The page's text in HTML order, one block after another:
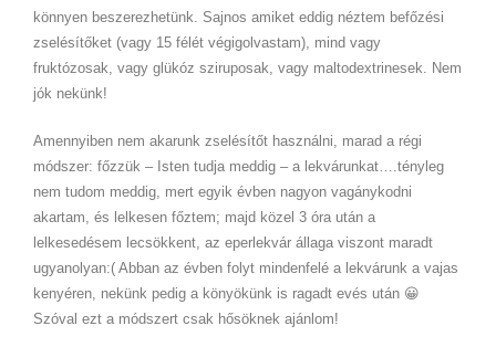
könnyen beszerezhetünk. Sajnos amiket eddig néztem befőzési
zselésítőket (vagy 15 félét végigolvastam), mind vagy
fruktózosak, vagy glükóz sziruposak, vagy maltodextrinesek. Nem
jók nekünk!
Amennyiben nem akarunk zselésítőt használni, marad a régi
módszer: főzzük – Isten tudja meddig – a lekvárunkat….tényleg
nem tudom meddig, mert egyik évben nagyon vagánykodni
akartam, és lelkesen főztem; majd közel 3 óra után a
lelkesedésem lecsökkent, az eperlekvár állaga viszont maradt
ugyanolyan:( Abban az évben folyt mindenfelé a lekvárunk a vajas
kenyéren, nekünk pedig a könyökünk is ragadt evés után 😀
Szóval ezt a módszert csak hősöknek ajánlom!